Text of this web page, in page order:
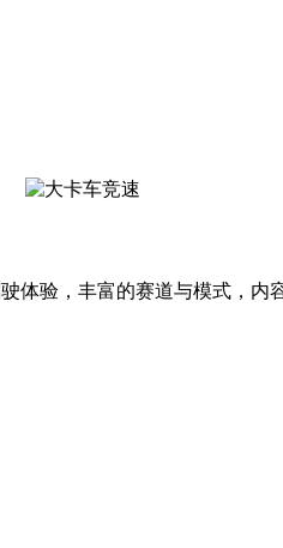
验，丰富的赛道与模式，内